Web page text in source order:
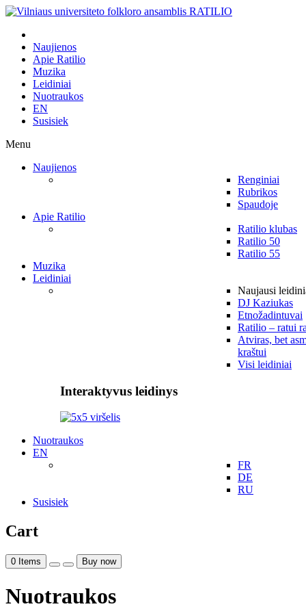
Naujienos
Apie Ratilio
Muzika
Leidiniai
Nuotraukos
EN
Susisiek
Menu
Naujienos
Renginiai
Rubrikos
Spaudoje
Apie Ratilio
Ratilio klubas
Ratilio 50
Ratilio 55
Muzika
Leidiniai
Naujausi
DJ Kaziukas
Etnožadintuvai
Ratilio – ratui
Atviras, bet
kraštui
Visi leidiniai
Interaktyvus leidinys
Nuotraukos
EN
FR
DE
RU
Susisiek
Cart
0 Items Buy now
Nuotraukos